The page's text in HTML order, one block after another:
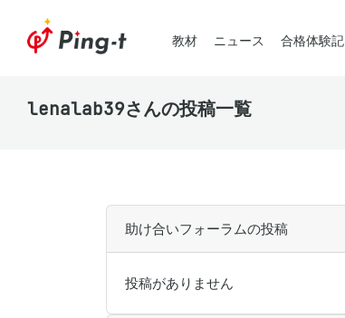
教材 ニュース 合格体験記
lenalab39さんの投稿一覧
助け合いフォーラムの投稿
投稿がありません